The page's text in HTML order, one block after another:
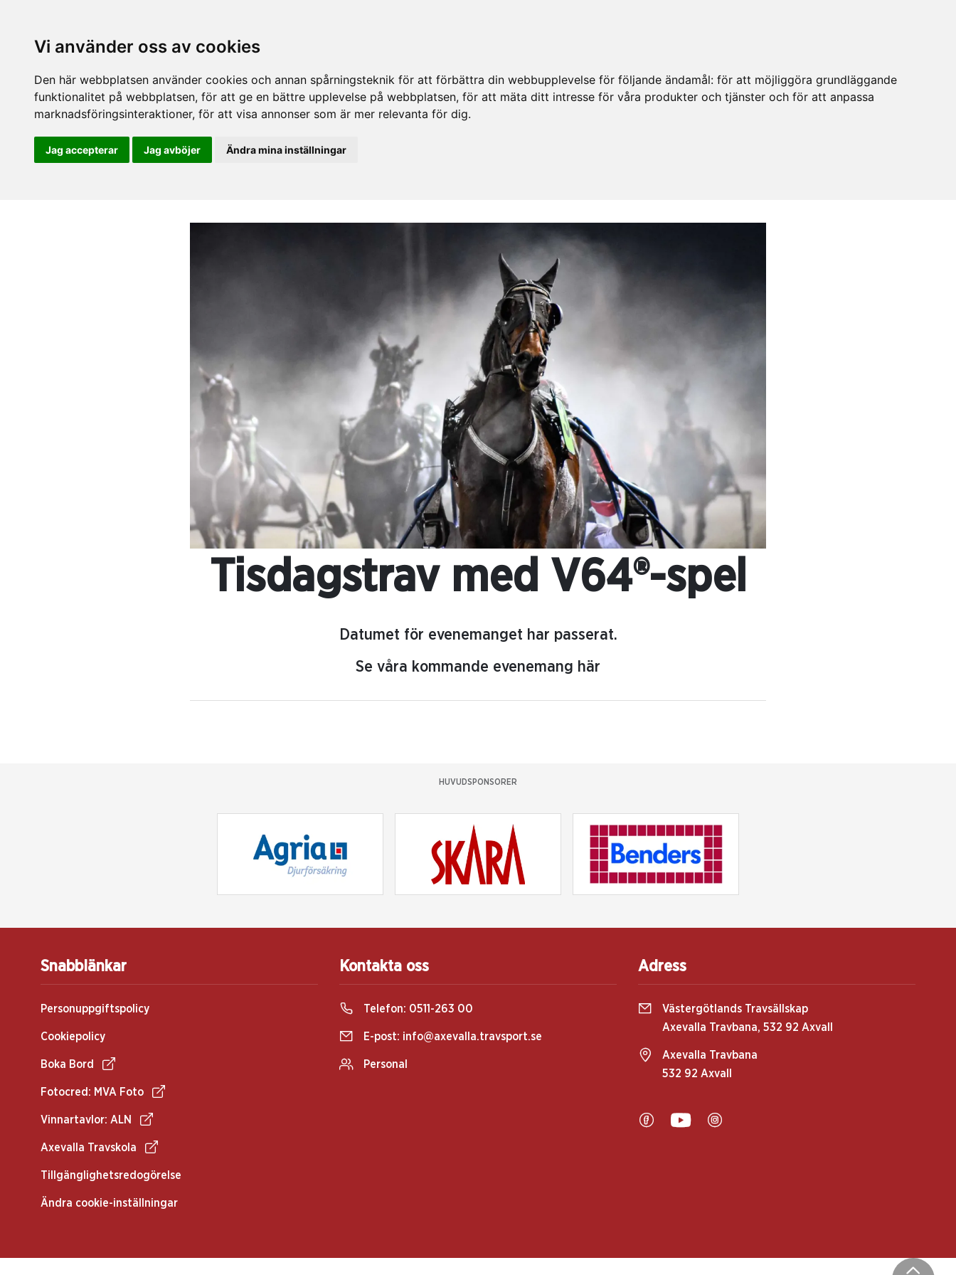
Vi använder oss av cookies
Den här webbplatsen använder cookies och annan spårningsteknik för att förbättra din webbupplevelse för följande ändamål: för att möjliggöra grundläggande
funktionalitet på webbplatsen, för att ge en bättre upplevelse på webbplatsen, för att mäta ditt intresse för våra produkter och tjänster och för att anpassa
marknadsföringsinteraktioner, för att visa annonser som är mer relevanta för dig.
Jag accepterar Jag avböjer Ändra mina inställningar
Tisdagstrav med V64®-spel
Datumet för evenemanget har passerat.
Se våra kommande evenemang här
HUVUDSPONSORER
Snabblänkar
Personuppgiftspolicy
Cookiepolicy
Boka Bord
Fotocred: MVA Foto
Vinnartavlor: ALN
Axevalla Travskola
Tillgänglighetsredogörelse
Ändra cookie-inställningar
Kontakta oss
Telefon: 0511-263 00
E-post: info@axevalla.travsport.se
Personal
Adress
Västergötlands Travsällskap
Axevalla Travbana, 532 92 Axvall
Axevalla Travbana
532 92 Axvall